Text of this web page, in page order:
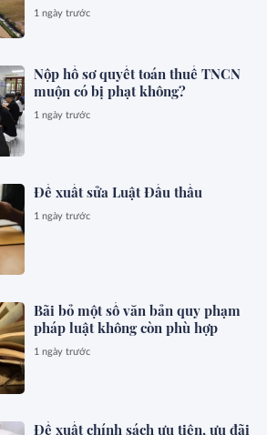
1 ngày trước
Nộp hồ sơ quyết toán thuế TNCN
muộn có bị phạt không?
1 ngày trước
Đề xuất sửa Luật Đấu thầu
1 ngày trước
Bãi bỏ một số văn bản quy phạm
pháp luật không còn phù hợp
1 ngày trước
Đề xuất chính sách ưu tiên, ưu đãi